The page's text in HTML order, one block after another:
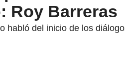
Roy Barreras
habló del inicio de los